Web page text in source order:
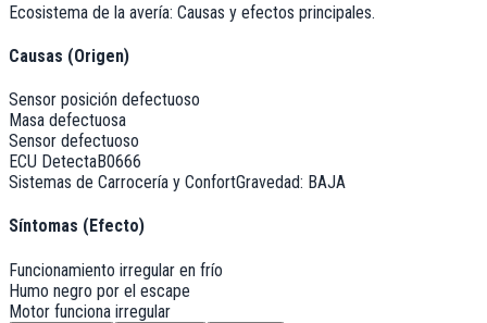
Ecosistema de la avería: Causas y efectos principales.
Causas (Origen)
Sensor posición defectuoso
Masa defectuosa
Sensor defectuoso
ECU DetectaB0666
Sistemas de Carrocería y ConfortGravedad: BAJA
Síntomas (Efecto)
Funcionamiento irregular en frío
Humo negro por el escape
Motor funciona irregular